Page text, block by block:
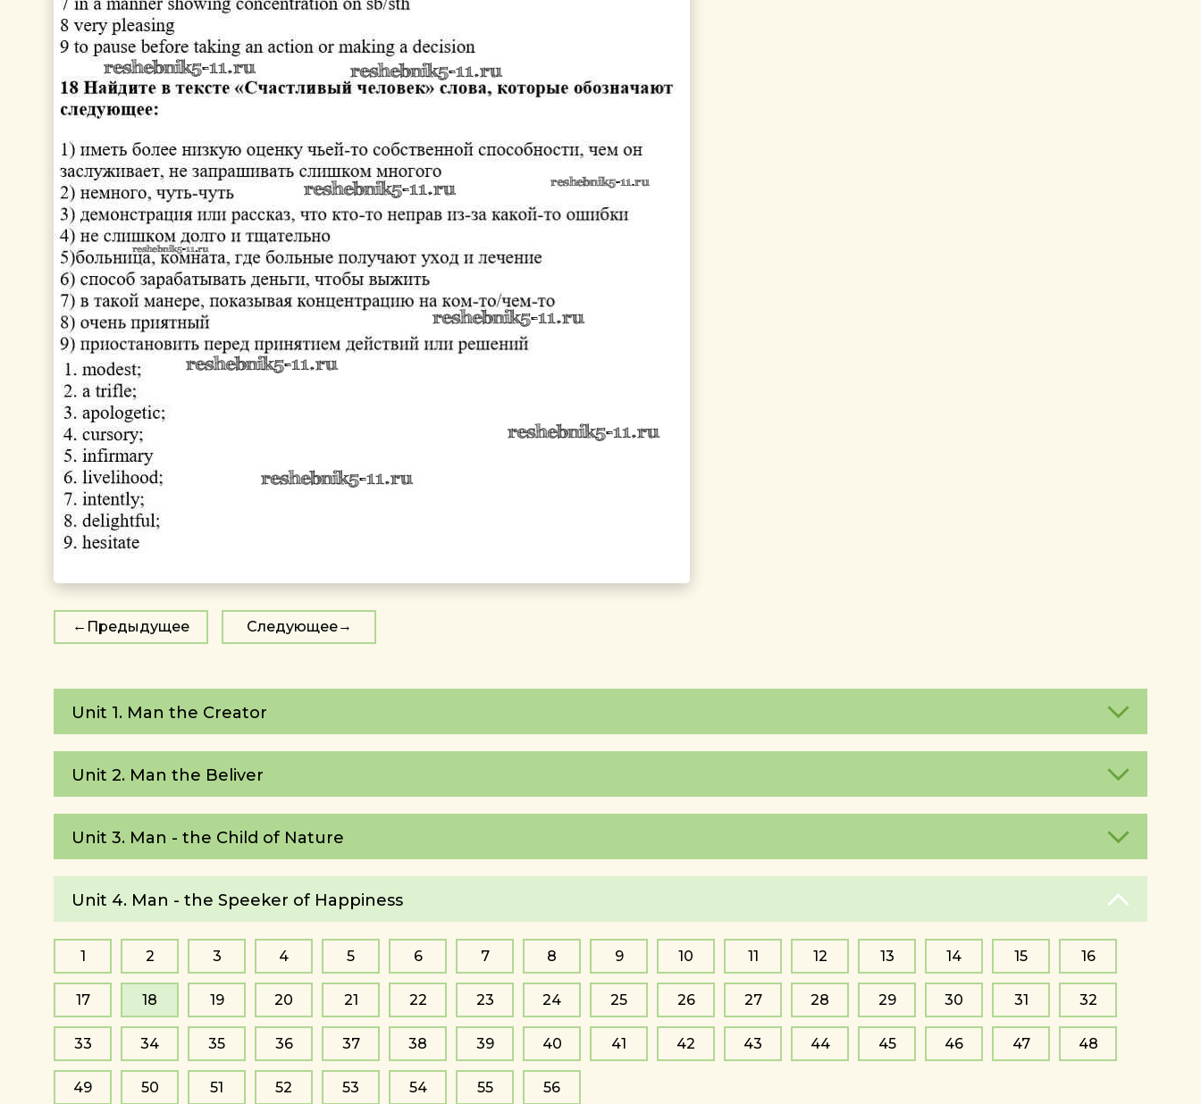
Предыдущее Следующее
Unit 1. Man the Creator
Unit 2. Man the Beliver
Unit 3. Man - the Child of Nature
Unit 4. Man - the Speeker of Happiness
1 2 3 4 5 6 7 8 9 10 11 12 13 14 15 16
17 18 19 20 21 22 23 24 25 26 27 28 29 30 31 32
33 34 35 36 37 38 39 40 41 42 43 44 45 46 47 48
49 50 51 52 53 54 55 56